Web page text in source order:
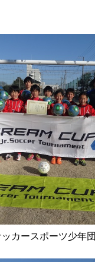
カースポーツ少年団